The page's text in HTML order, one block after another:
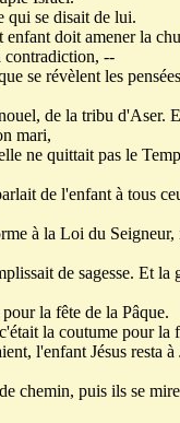
qui se disait de lui.
doit amener la
contradiction, --
se révèlent les
de la tribu d'Aser.
mari,
ne quittait pas le
de l'enfant à tous
à la Loi du Seigneur,
de sagesse. Et la
la fête de la Pâque.
la coutume pour la
l'enfant Jésus resta à
chemin, puis ils se